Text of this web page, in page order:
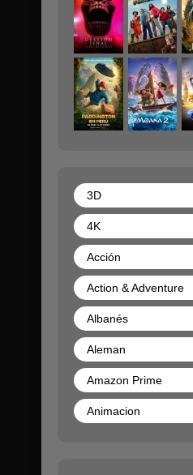
3D
4K
Acción
Action & Adventure
Albanés
Aleman
Amazon Prime
Animacion